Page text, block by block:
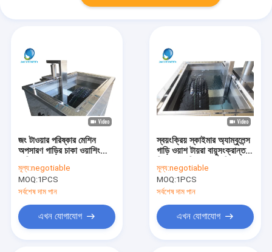
জং টাওয়ার পরিষ্কার মেশিন
অপসারণ গাড়ির চাকা ওয়াশিং
মূল্য:negotiable
MOQ:1PCS
সর্বশেষ দাম পান
এখন যোগাযোগ
স্বয়ংক্রিয় স্কাইমার অ্যাম্বুলেন্স
গাড়ি ওয়াশ টায়রা বায়ুসংক্রান্ত
মূল্য:negotiable
MOQ:1PCS
সর্বশেষ দাম পান
এখন যোগাযোগ